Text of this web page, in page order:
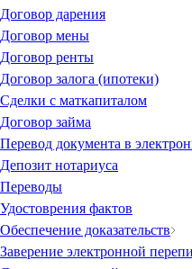
Договор дарения
Договор мены
Договор ренты
Договор залога (ипотеки)
Сделки с маткапиталом
Договор займа
Перевод документа в
Депозит нотариуса
Переводы
Удостоврения фактов
Обеспечение доказательств
Заверение электронной